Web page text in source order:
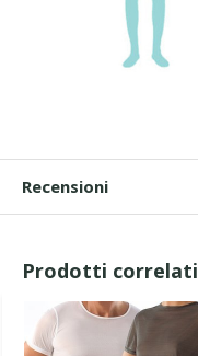
Recensioni
Prodotti correlati